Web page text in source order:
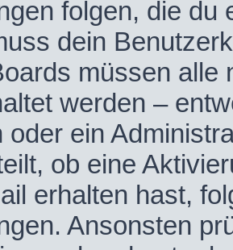
folgen, die du
dein
müssen alle
werden –
oder ein
ob eine
erhalten hast,
Ansonsten